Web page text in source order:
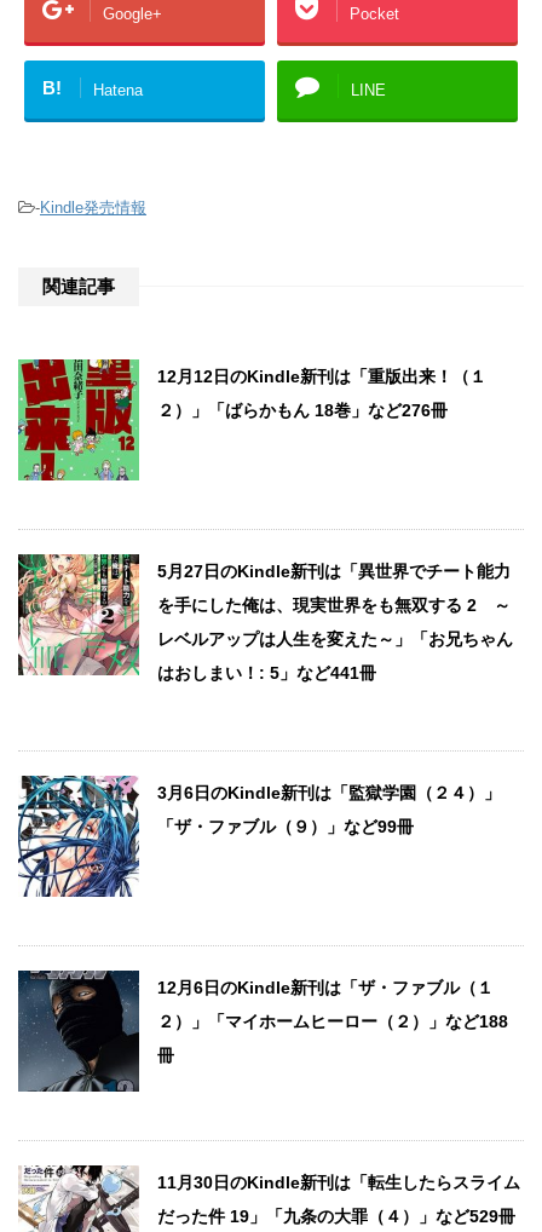
Google+ Pocket
B! Hatena LINE
-Kindle発売情報
関連記事
12月12日のKindle新刊は「重版出来！（１
２）」「ばらかもん 18巻」など276冊
5月27日のKindle新刊は「異世界でチート能力
を手にした俺は、現実世界をも無双する 2 ～
レベルアップは人生を変えた～」「お兄ちゃん
はおしまい！: 5」など441冊
3月6日のKindle新刊は「監獄学園（２４）」
「ザ・ファブル（９）」など99冊
12月6日のKindle新刊は「ザ・ファブル（１
２）」「マイホームヒーロー（２）」など188
冊
11月30日のKindle新刊は「転生したらスライム
だった件 19」「九条の大罪（４）」など529冊